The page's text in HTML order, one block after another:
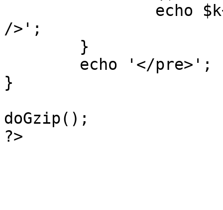
/>';
}
doGzip();
?>